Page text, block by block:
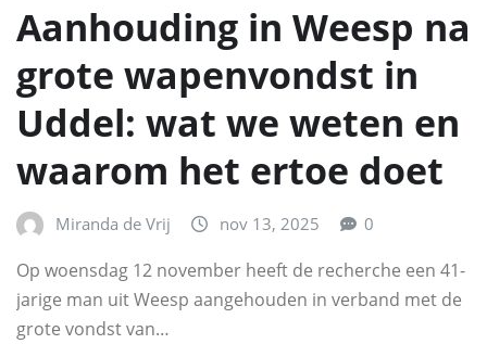
Aanhouding in Weesp na
grote wapenvondst in
Uddel: wat we weten en
waarom het ertoe doet
Miranda de Vrij nov 13, 2025 0
Op woensdag 12 november heeft de recherche een 41-
jarige man uit Weesp aangehouden in verband met de
grote vondst van…